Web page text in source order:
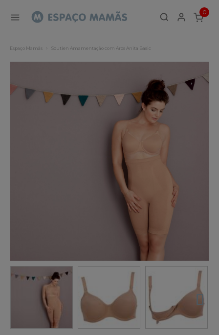
0
ITEMS
Espaço Mamãs Soutien Amamentação com Aros Anita Basic